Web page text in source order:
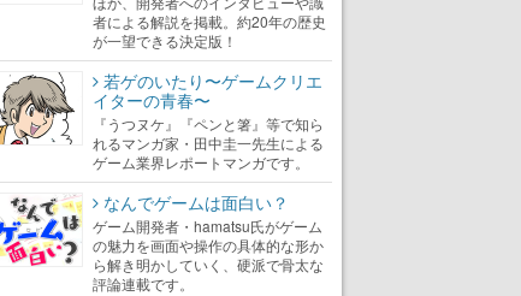
者による解説を掲載。約20年の歴史
が一望できる決定版！
若ゲのいたり〜ゲームクリエ
イターの青春〜
『うつヌケ』『ペンと箸』等で知ら
れるマンガ家・田中圭一先生による
ゲーム業界レポートマンガです。
なんでゲームは面白い？
ゲーム開発者・hamatsu氏がゲーム
の魅力を画面や操作の具体的な形か
ら解き明かしていく、硬派で骨太な
評論連載です。